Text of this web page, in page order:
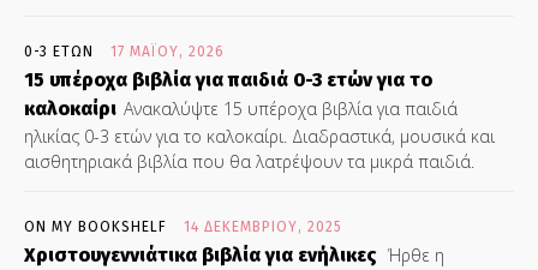
0-3 ΕΤΏΝ 17 ΜΑΪ́ΟΥ, 2026
15 υπέροχα βιβλία για παιδιά 0-3 ετών για το
καλοκαίρι Ανακαλύψτε 15 υπέροχα βιβλία για παιδιά
ηλικίας 0-3 ετών για το καλοκαίρι. Διαδραστικά, μουσικά και
αισθητηριακά βιβλία που θα λατρέψουν τα μικρά παιδιά.
ON MY BOOKSHELF 14 ΔΕΚΕΜΒΡΊΟΥ, 2025
Χριστουγεννιάτικα βιβλία για ενήλικες Ήρθε η